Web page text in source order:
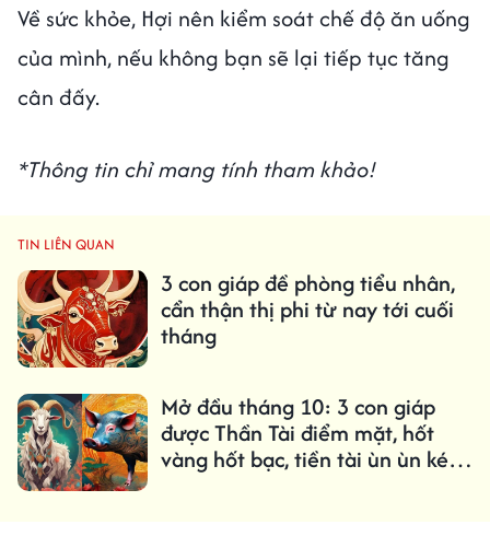
Về sức khỏe, Hợi nên kiểm soát chế độ ăn uống
của mình, nếu không bạn sẽ lại tiếp tục tăng
cân đấy.
*Thông tin chỉ mang tính tham khảo!
TIN LIÊN QUAN
3 con giáp đề phòng tiểu nhân,
cẩn thận thị phi từ nay tới cuối
tháng
Mở đầu tháng 10: 3 con giáp
được Thần Tài điểm mặt, hốt
vàng hốt bạc, tiền tài ùn ùn kéo